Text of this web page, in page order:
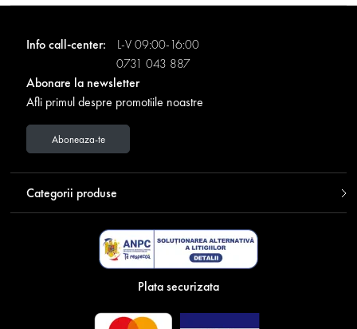
Info call-center:
L-V 09:00-16:00
0731 043 887
Abonare la newsletter
Afli primul despre promotiile noastre
Aboneaza-te
Categorii produse
Plata securizata